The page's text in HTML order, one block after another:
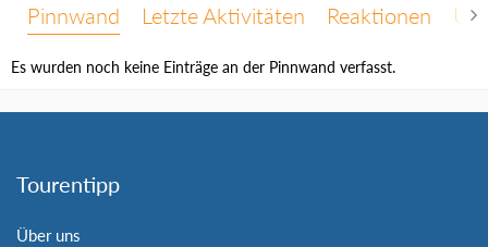
Pinnwand Letzte Aktivitäten Reaktionen
Es wurden noch keine Einträge an der Pinnwand verfasst.
Tourentipp
Über uns